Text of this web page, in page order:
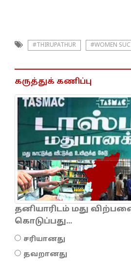
#THIRUPATHUR #WOMEN
கருத்துக் கணிப்பு
தனியாரிடம் மது
கொடுப்பது...
சரியானது
தவறானது